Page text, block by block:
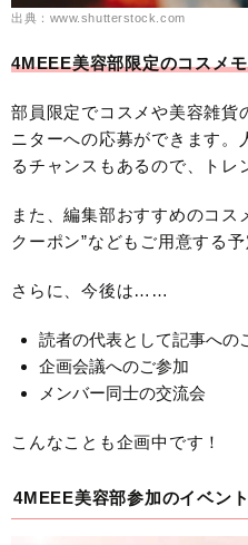
出典：www.shutterstock.com
4MEEE美容部限定のコスメ
部員限定でコスメや美容雑貨
ニターへの応募ができます。
るチャンスもあるので、ト
また、編集部おすすめのコス
クーポン”などもご用意する予
さらに、今後は……
読者の代表として記事への
企画会議へのご参加
メンバー同士の交流会
こんなことも企画中です！
4MEEE美容部参加のイベン